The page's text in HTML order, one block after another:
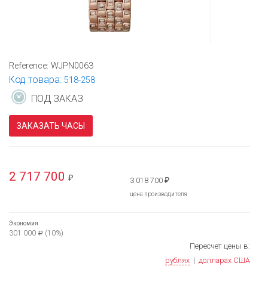
Reference: WJPN0063
Код товара: 518-258
ПОД ЗАКАЗ
ЗАКАЗАТЬ ЧАСЫ
2 717 700 ₽ 3 018 700 ₽
цена производителя
Экономия
301 000 Р (10%)
Пересчет цены в:
рублях | долларах США